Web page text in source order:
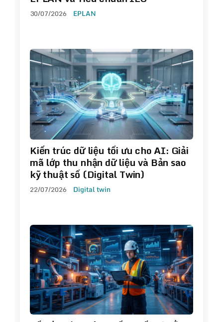
30/07/2026 EPLAN
Kiến trúc dữ liệu tối ưu cho AI: Giải
mã lớp thu nhận dữ liệu và Bản sao
kỹ thuật số (Digital Twin)
22/07/2026 Digital twin